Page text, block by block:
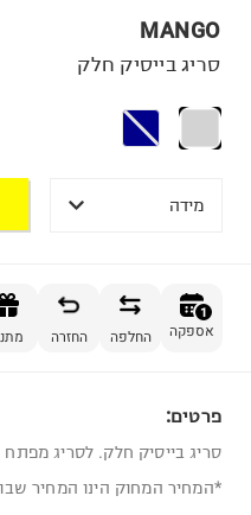
MANGO
סריג בייסיק חלק
מידה
1
אספקה החלפה החזרה
פרטים:
סריג בייסיק חלק. לסריג מפתח
*המחיר המחוק הינו המחיר